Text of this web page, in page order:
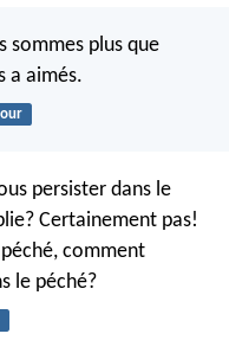
sommes plus que
a aimés.
persister dans le
Certainement pas!
comment
le péché?